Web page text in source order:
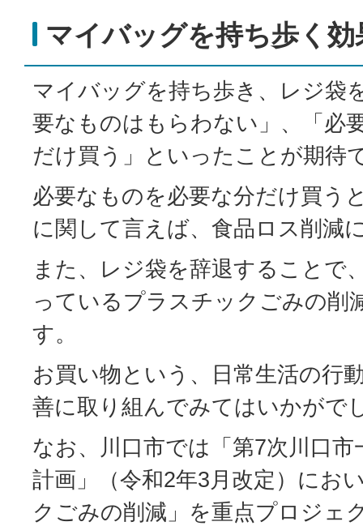
マイバッグを持ち歩く効
マイバッグを持ち歩き、レジ袋
要なものはもらわない」、「必
だけ買う」といったことが期待
必要なものを必要な分だけ買う
に関して言えば、食品ロス削減
また、レジ袋を辞退することで
っているプラスチックごみの削
す。
お買い物という、日常生活の行
善に取り組んでみてはいかがで
なお、川口市では「第7次川口市
計画」（令和2年3月改定）にお
クごみの削減」を重点プロジェ